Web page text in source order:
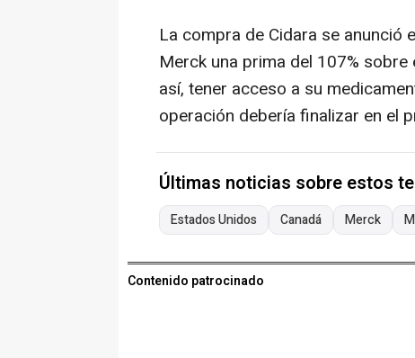
La compra de Cidara se
Merck una prima del 107%
así, tener acceso a su
operación debería finalizar en el
Últimas noticias sobre estos
Estados Unidos Canadá Merck
Contenido patrocinado